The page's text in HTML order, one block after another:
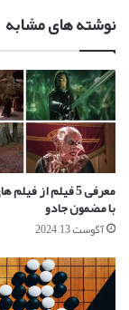
نوشته های مشابه
معرفی 5 فیلم از
با مضمون جادو
آگوست 13, 2024